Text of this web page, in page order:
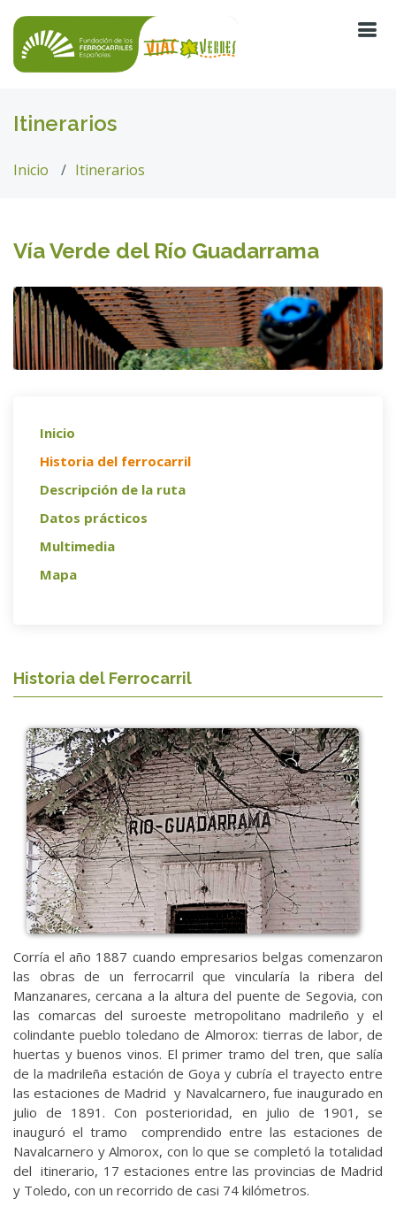
Itinerarios
Inicio Itinerarios
Vía Verde del Río Guadarrama
Inicio
Historia del ferrocarril
Descripción de la ruta
Datos prácticos
Multimedia
Mapa
Historia del Ferrocarril
Corría el año 1887 cuando empresarios belgas comenzaron
las obras de un ferrocarril que vincularía la ribera del
Manzanares, cercana a la altura del puente de Segovia, con
las comarcas del suroeste metropolitano madrileño y el
colindante pueblo toledano de Almorox: tierras de labor, de
huertas y buenos vinos. El primer tramo del tren, que salía
de la madrileña estación de Goya y cubría el trayecto entre
las estaciones de Madrid y Navalcarnero, fue inaugurado en
julio de 1891. Con posterioridad, en julio de 1901, se
inauguró el tramo comprendido entre las estaciones de
Navalcarnero y Almorox, con lo que se completó la totalidad
del itinerario, 17 estaciones entre las provincias de Madrid
y Toledo, con un recorrido de casi 74 kilómetros.